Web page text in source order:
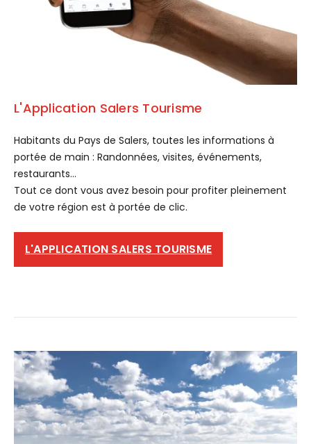
L'Application Salers Tourisme
Habitants du Pays de Salers, toutes les informations à
portée de main : Randonnées, visites, événements,
restaurants...
Tout ce dont vous avez besoin pour profiter pleinement
de votre région est à portée de clic.
L'APPLICATION SALERS TOURISME